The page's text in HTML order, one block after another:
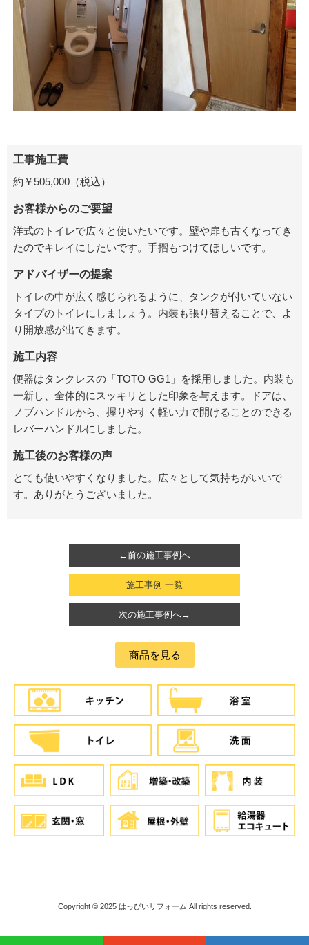
工事施工費
約￥505,000（税込）
お客様からのご要望
洋式のトイレで広々と使いたいです。壁や扉も古くなってき
たのでキレイにしたいです。手摺もつけてほしいです。
アドバイザーの提案
トイレの中が広く感じられるように、タンクが付いていない
タイプのトイレにしましょう。内装も張り替えることで、よ
り開放感が出てきます。
施工内容
便器はタンクレスの「TOTO GG1」を採用しました。内装も
一新し、全体的にスッキリとした印象を与えます。ドアは、
ノブハンドルから、握りやすく軽い力で開けることのできる
レバーハンドルにしました。
施工後のお客様の声
とても使いやすくなりました。広々として気持ちがいいで
す。ありがとうございました。
←前の施工事例へ
施工事例 一覧
次の施工事例へ→
商品を見る
Copyright © 2025 はっぴいリフォーム All rights reserved.